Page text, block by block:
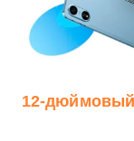
12-